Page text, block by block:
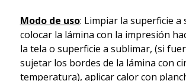
Modo de uso: Limpiar la superficie a
colocar la lámina con la impresión
la tela o superficie a sublimar, (si
sujetar los bordes de la lámina con
temperatura), aplicar calor con